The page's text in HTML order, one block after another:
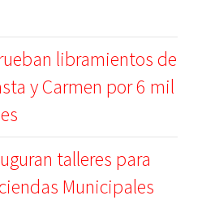
libramientos de
y Carmen por 6 mil
talleres para
Municipales